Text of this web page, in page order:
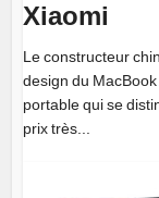
Xiaomi
Le constructeur
design du
portable qui se
prix très...